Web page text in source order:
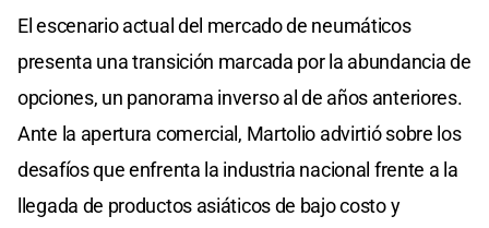
El escenario actual del mercado de neumáticos
presenta una transición marcada por la abundancia de
opciones, un panorama inverso al de años anteriores.
Ante la apertura comercial, Martolio advirtió sobre los
desafíos que enfrenta la industria nacional frente a la
llegada de productos asiáticos de bajo costo y